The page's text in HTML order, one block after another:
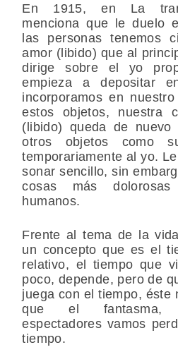
En 1915, en La
menciona que le duelo
las personas tenemos
amor (libido) que al
dirige sobre el yo
empieza a depositar
incorporamos en
estos objetos, nuestra
(libido) queda de nuevo
otros objetos como
temporariamente al yo.
sonar sencillo, sin
cosas más
humanos.
Frente al tema de la
un concepto que es el
relativo, el tiempo que
poco, depende, pero de
juega con el tiempo, éste
que el fantasma,
espectadores vamos
tiempo.